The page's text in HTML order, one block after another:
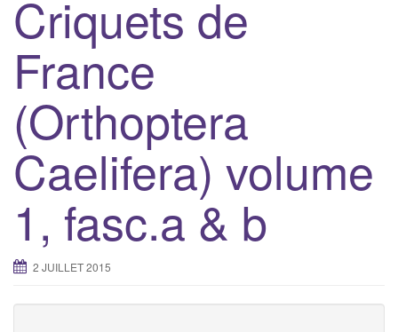
Criquets de
France
(Orthoptera
Caelifera) volume
1, fasc.a & b
2 JUILLET 2015